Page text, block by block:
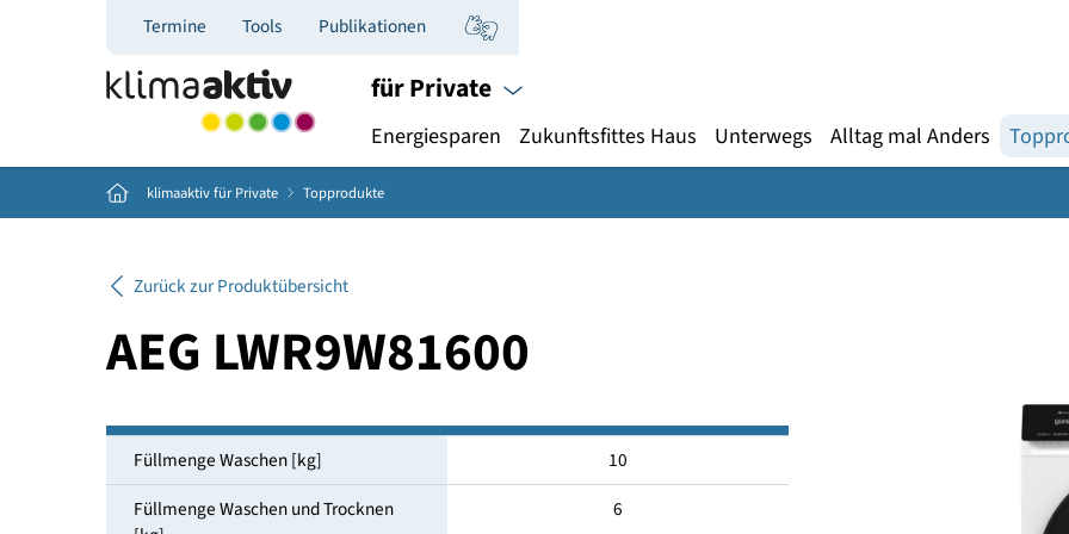
Termine Tools Publikationen
für Private
Energiesparen Zukunftsfittes Haus Unterwegs Alltag mal
Home klimaaktiv für Private Topprodukte
AEG LWR9W81600
Füllmenge Waschen [kg]